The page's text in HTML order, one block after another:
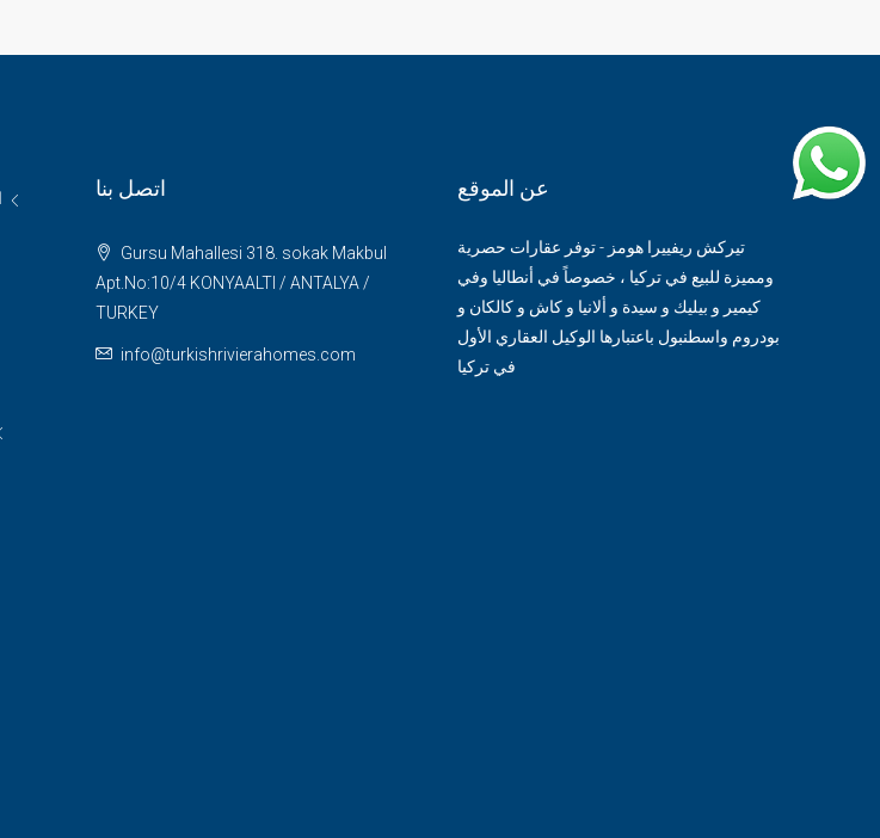
عن الموقع
تيركش ريفييرا هومز - توفر عقارات حصرية
ومميزة للبيع في تركيا ، خصوصاً في أنطاليا وفي
كيمير و بيليك و سيدة و ألانيا و كاش و كالكان و
بودروم واسطنبول باعتبارها الوكيل العقاري الأول
في تركيا
اتصل بنا
Gursu Mahallesi 318. sokak Makbul
Apt.No:10/4 KONYAALTI / ANTALYA /
TURKEY
info@turkishrivierahomes.com